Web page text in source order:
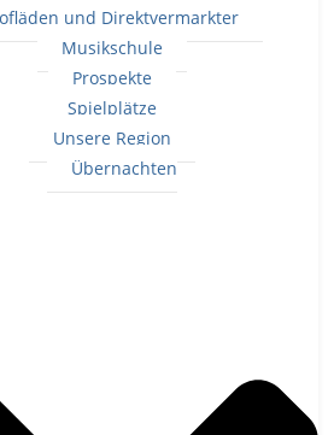
und Direktvermarkter
Musikschule
Prospekte
Spielplätze
Unsere Region
Übernachten